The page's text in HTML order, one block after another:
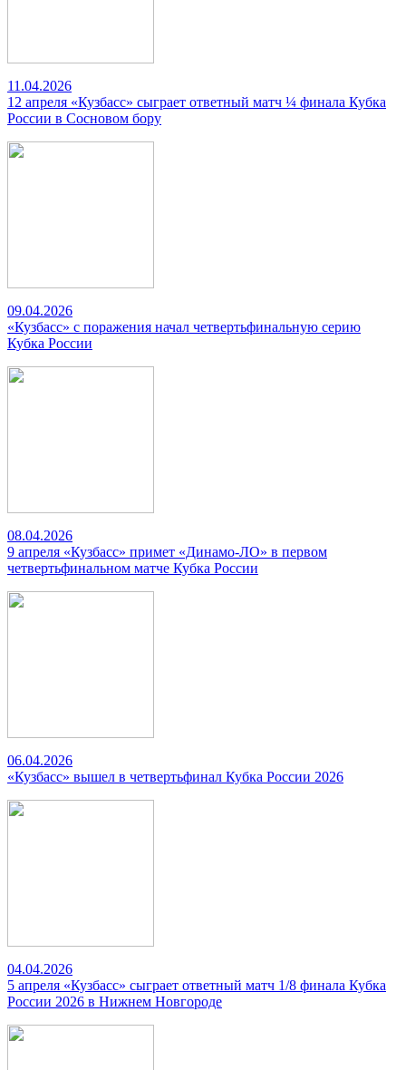
11.04.2026
12 апреля «Кузбасс» сыграет ответный матч ¼ финала Кубка
России в Сосновом бору
09.04.2026
«Кузбасс» с поражения начал четвертьфинальную серию
Кубка России
08.04.2026
9 апреля «Кузбасс» примет «Динамо-ЛО» в первом
четвертьфинальном матче Кубка России
06.04.2026
«Кузбасс» вышел в четвертьфинал Кубка России 2026
04.04.2026
5 апреля «Кузбасс» сыграет ответный матч 1/8 финала Кубка
России 2026 в Нижнем Новгороде